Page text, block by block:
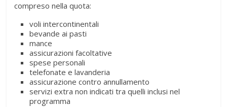
compreso nella quota:
voli intercontinentali
bevande ai pasti
mance
assicurazioni facoltative
spese personali
telefonate e lavanderia
assicurazione contro annullamento
servizi extra non indicati tra quelli inclusi nel
programma